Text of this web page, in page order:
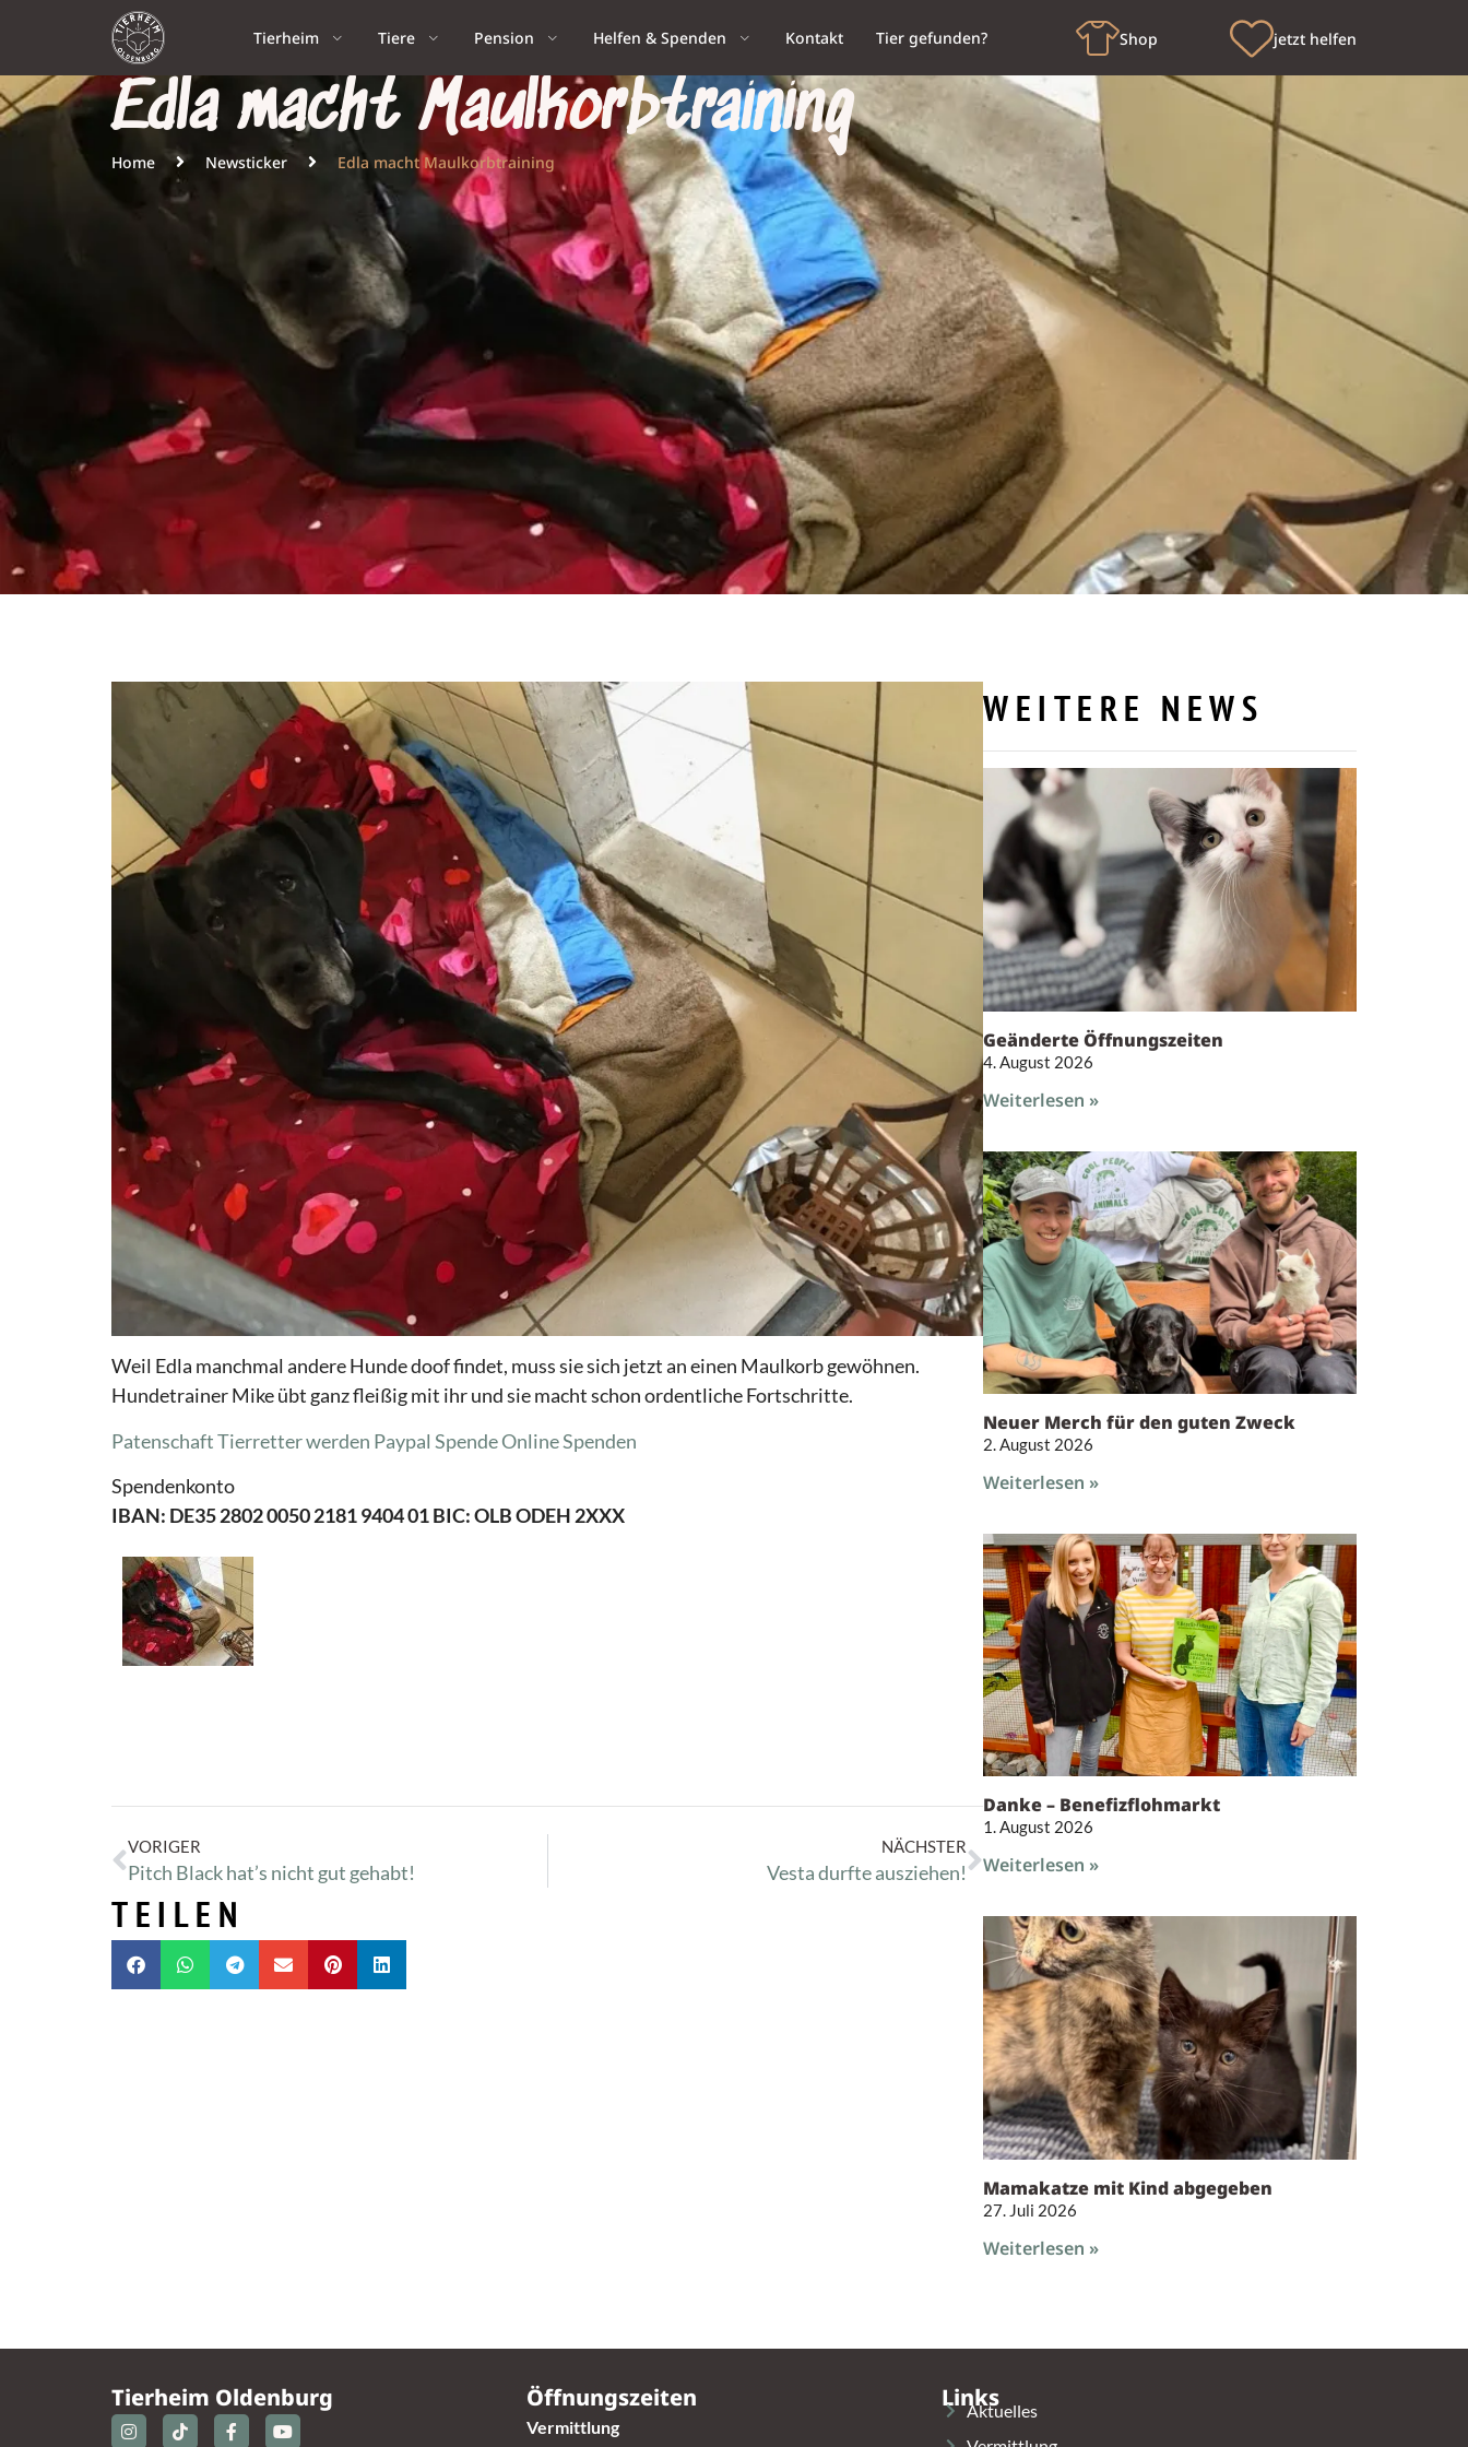
Tierheim Tiere Pension Helfen & Spenden Kontakt Tier gefunden? Shop jetzt helfen
Edla macht Maulkorbtraining
Home Newsticker Edla macht Maulkorbtraining
Weil Edla manchmal andere Hunde doof findet, muss sie sich jetzt an einen Maulkorb gewöhnen.
Hundetrainer Mike übt ganz fleißig mit ihr und sie macht schon ordentliche Fortschritte.
Patenschaft Tierretter werden Paypal SpendeOnline Spenden
Spendenkonto
IBAN: DE35 2802 0050 2181 9404 01 BIC: OLB ODEH 2XXX
VORIGER
Pitch Black hat’s nicht gut gehabt!
NÄCHSTER
Vesta durfte ausziehen!
TEILEN
WEITERE NEWS
Geänderte Öffnungszeiten
4. August 2026
Weiterlesen »
Neuer Merch für den guten Zweck
2. August 2026
Weiterlesen »
Danke – Benefizflohmarkt
1. August 2026
Weiterlesen »
Mamakatze mit Kind abgegeben
27. Juli 2026
Weiterlesen »
Tierheim Oldenburg Öffnungszeiten
Vermittlung
Links
Aktuelles